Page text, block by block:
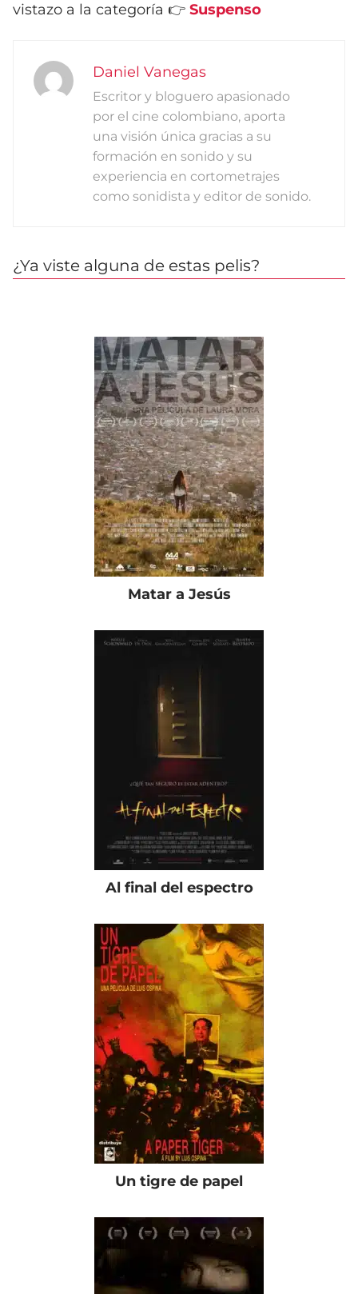
vistazo a la categoría 👉 Suspenso
Daniel Vanegas
Escritor y bloguero apasionado
por el cine colombiano, aporta
una visión única gracias a su
formación en sonido y su
experiencia en cortometrajes
como sonidista y editor de sonido.
¿Ya viste alguna de estas pelis?
Matar a Jesús
Al final del espectro
Un tigre de papel